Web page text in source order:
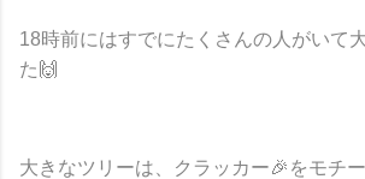
18時前にはすでにたくさんの人がいて
た🙌
大きなツリーは、クラッカー🎉をモチ